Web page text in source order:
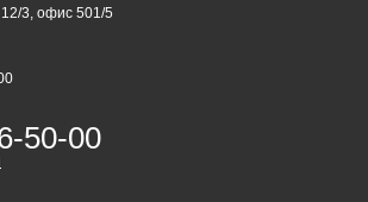
12/3, офис 501/5
50-00